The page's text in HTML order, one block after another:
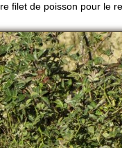
filet de poisson pour le